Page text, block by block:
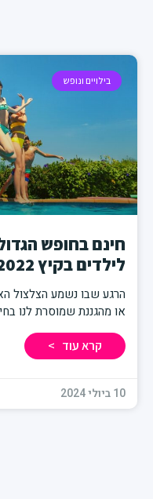
בילויים ונופש
לילדים בקיץ 2022
הרגע שבו נשמע הצלצול
או מהגננת שמוסרת לנו
קרא עוד >
10 ביולי 2024